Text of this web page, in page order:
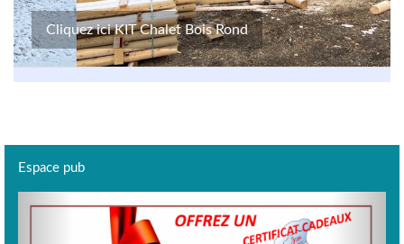
Cliquez ici KIT Chalet Bois Rond
Espace pub